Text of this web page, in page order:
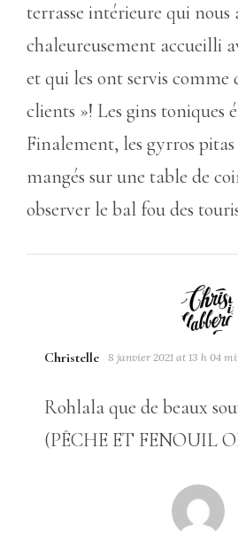
terrasse intérieure qui nous
chaleureusement accueilli
et qui les ont servis comme
clients »! Les gins toniques
Finalement, les gyrros
mangés sur une table de
observer le bal fou des
Christelle 8 janvier 2021 at 13 h 04
Rohlala que de beaux
(PÊCHE ET FENOUIL